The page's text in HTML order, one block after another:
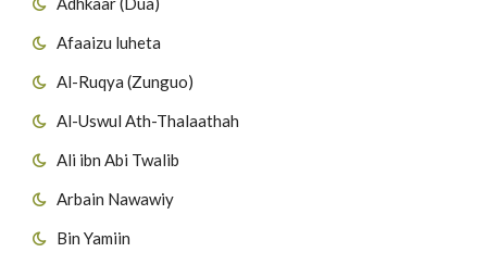
Afaaizu luheta
Al-Ruqya (Zunguo)
Al-Uswul Ath-Thalaathah
Ali ibn Abi Twalib
Arbain Nawawiy
Bin Yamiin